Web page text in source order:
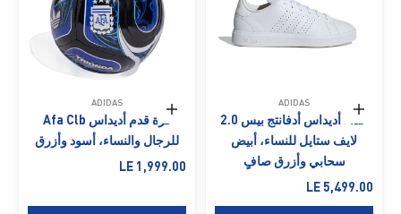
حدِّد الخيارات
ADIDAS
حذاء أديداس أدفانتج بيس 2.0
لايف ستايل للنساء، أبيض
سحابي وأزرق صافٍ
السعر بعد الخصم
LE 5,499.00
إضافة إلى السلة
ADIDAS
كرة قدم أديداس Afa Clb
للرجال والنساء، أسود وأزرق
السعر بعد الخصم
LE 1,999.00